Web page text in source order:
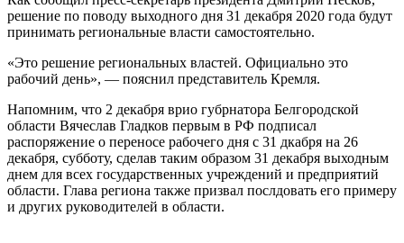
решение по поводу выходного дня 31 декабря 2020 года будут
принимать региональные власти самостоятельно.
«Это решение региональных властей. Официально это
рабочий день», — пояснил представитель Кремля.
Напомним, что 2 декабря врио губрнатора Белгородской
области Вячеслав Гладков первым в РФ подписал
распоряжение о переносе рабочего дня с 31 дкабря на 26
декабря, субботу, сделав таким образом 31 декабря выходным
днем для всех государственных учреждений и предприятий
области. Глава региона также призвал послдовать его примеру
и других руководителей в области.